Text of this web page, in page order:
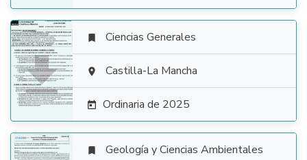

 Ciencias Generales
 Castilla-La Mancha
 Ordinaria de 2025
 Geología y Ciencias Ambientales